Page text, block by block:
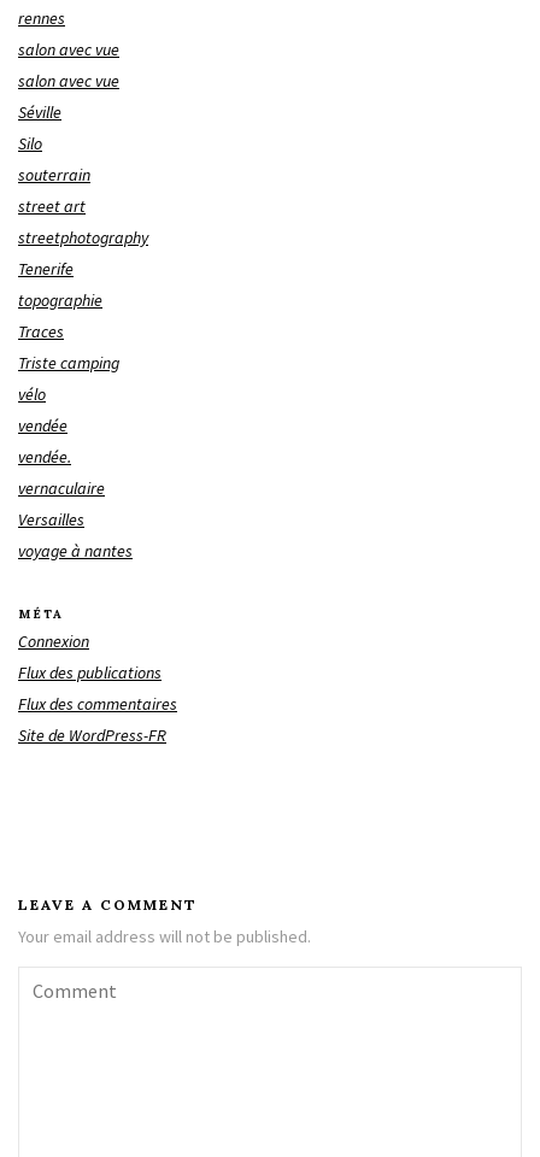
rennes
salon avec vue
salon avec vue
Séville
Silo
souterrain
street art
streetphotography
Tenerife
topographie
Traces
Triste camping
vélo
vendée
vendée.
vernaculaire
Versailles
voyage à nantes
MÉTA
Connexion
Flux des publications
Flux des commentaires
Site de WordPress-FR
LEAVE A COMMENT
Your email address will not be published.